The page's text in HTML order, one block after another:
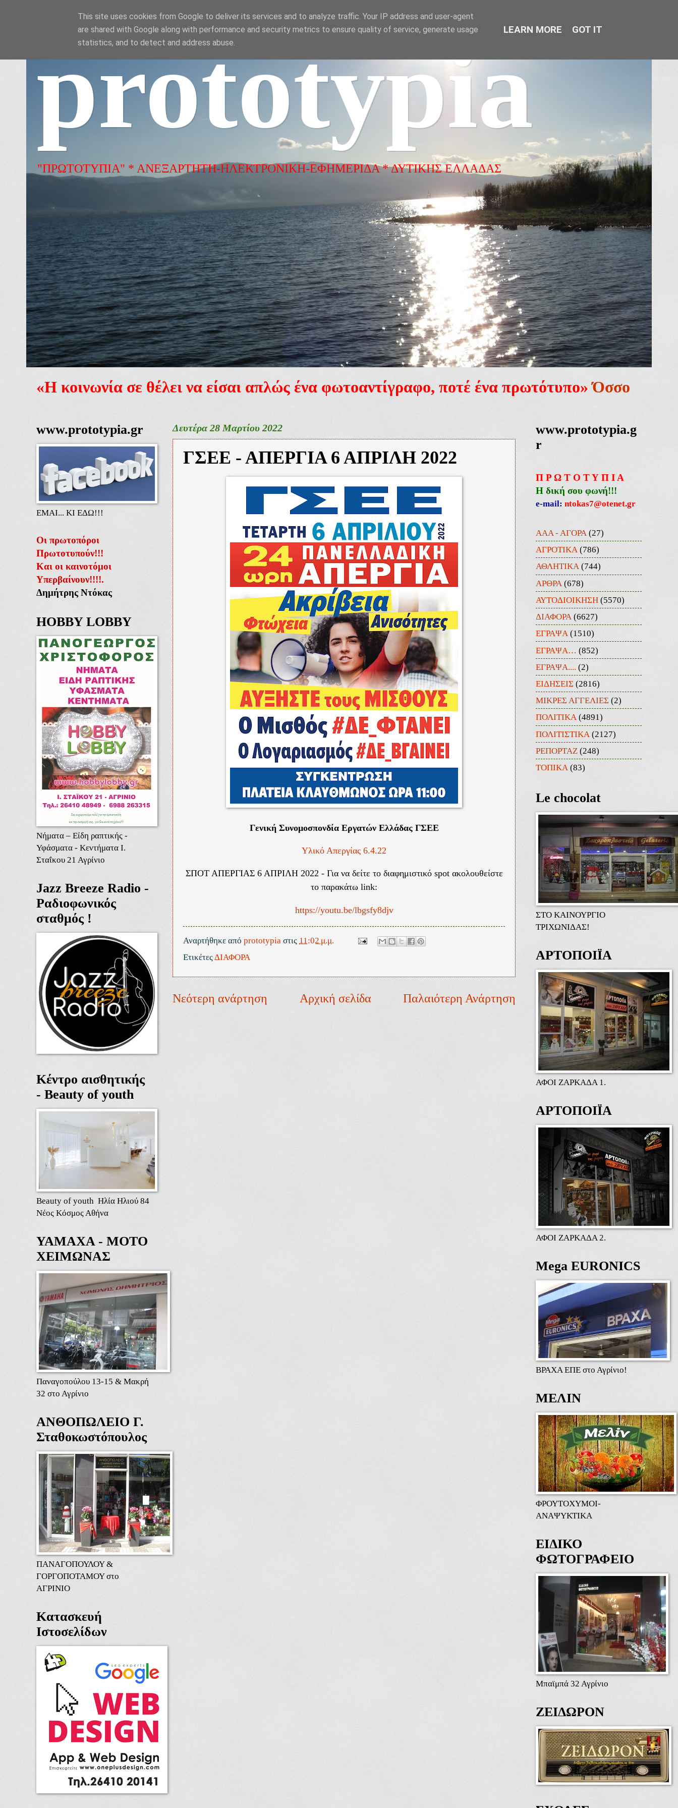
prototypia
"ΠΡΩΤΟΤΥΠΙΑ" * ΑΝΕΞΑΡΤΗΤΗ-ΗΛΕΚΤΡΟΝΙΚΗ-ΕΦΗΜΕΡΙΔΑ * ΔΥΤΙΚΗΣ ΕΛΛΑΔΑΣ
«Η κοινωνία σε θέλει να είσαι απλώς ένα φωτοαντίγραφο, ποτέ ένα πρωτότυπο» Όσσο
Δευτέρα 28 Μαρτίου 2022
ΓΣΕΕ - ΑΠΕΡΓΙΑ 6 ΑΠΡΙΛΗ 2022
Γενική Συνομοσπονδία Εργατών Ελλάδας ΓΣΕΕ
Υλικό Απεργίας 6.4.22
ΣΠΟΤ ΑΠΕΡΓΙΑΣ 6 ΑΠΡΙΛΗ 2022 - Για να δείτε το διαφημιστικό spot ακολουθείστε
το παρακάτω link:
https://youtu.be/lbgsfy8djv
Αναρτήθηκε από prototypia στις 11:02 μ.μ.
Ετικέτες ΔΙΑΦΟΡΑ
Νεότερη ανάρτηση Παλαιότερη Ανάρτηση
Αρχική σελίδα
www.prototypia.gr
ΕΜΑΙ... ΚΙ ΕΔΩ!!!
Οι πρωτοπόροι
Πρωτοτυπούν!!!
Και οι καινοτόμοι
Υπερβαίνουν!!!!.
Δημήτρης Ντόκας
HOBBY LOBBY
Νήματα – Είδη ραπτικής -
Υφάσματα - Κεντήματα Ι.
Σταΐκου 21 Αγρίνιο
Jazz Breeze Radio -
Ραδιοφωνικός
σταθμός !
Κέντρο αισθητικής
- Beauty of youth
Beauty of youth Ηλία Ηλιού 84
Νέος Κόσμος Αθήνα
ΥΑΜΑΧΑ - ΜΟΤΟ
ΧΕΙΜΩΝΑΣ
Παναγοπούλου 13-15 & Μακρή
32 στο Αγρίνιο
ΑΝΘΟΠΩΛΕΙΟ Γ.
Σταθοκωστόπουλος
ΠΑΝΑΓΟΠΟΥΛΟΥ &
ΓΟΡΓΟΠΟΤΑΜΟΥ στο
ΑΓΡΙΝΙΟ
Κατασκευή
Ιστοσελίδων
www.prototypia.g
r
Π Ρ Ω Τ Ο Τ Υ Π Ι Α
Η δική σου φωνή!!!
e-mail: ntokas7@otenet.gr
ΑΑΑ - ΑΓΟΡΑ (27)
ΑΓΡΟΤΙΚΑ (786)
ΑΘΛΗΤΙΚΑ (744)
ΑΡΘΡΑ (678)
ΑΥΤΟΔΙΟΙΚΗΣΗ (5570)
ΔΙΑΦΟΡΑ (6627)
ΕΓΡΑΨΑ (1510)
ΕΓΡΑΨΑ… (852)
ΕΓΡΑΨΑ.... (2)
ΕΙΔΗΣΕΙΣ (2816)
ΜΙΚΡΕΣ ΑΓΓΕΛΙΕΣ (2)
ΠΟΛΙΤΙΚΑ (4891)
ΠΟΛΙΤΙΣΤΙΚΑ (2127)
ΡΕΠΟΡΤΑΖ (248)
ΤΟΠΙΚΑ (83)
Le chocolat
ΣΤΟ ΚΑΙΝΟΥΡΓΙΟ
ΤΡΙΧΩΝΙΔΑΣ!
ΑΡΤΟΠΟΙΪΑ
ΑΦΟΙ ΖΑΡΚΑΔΑ 1.
ΑΡΤΟΠΟΙΪΑ
ΑΦΟΙ ΖΑΡΚΑΔΑ 2.
Mega EURONICS
ΒΡΑΧΑ ΕΠΕ στο Αγρίνιο!
ΜΕΛΙΝ
ΦΡΟΥΤΟΧΥΜΟΙ-
ΑΝΑΨΥΚΤΙΚΑ
ΕΙΔΙΚΟ
ΦΩΤΟΓΡΑΦΕΙΟ
Μπαϊμπά 32 Αγρίνιο
ΖΕΙΔΩΡΟΝ
This site uses cookies from Google to deliver its services and to analyze traffic. Your IP address and user-agent
are shared with Google along with performance and security metrics to ensure quality of service, generate usage
statistics, and to detect and address abuse.
LEARN MORE GOT IT